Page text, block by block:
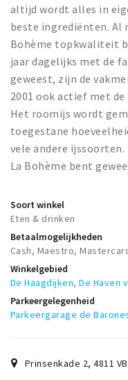
VRIJE TIJD
Sport
Nieuws
Agenda
Bezienswaardigheden
Musea, theaters &
Uitjes & activiteiten
Studentenroutes
Party pics
Eten
Drinken
Slapen
Recreatief
Deals
altijd wordt alles in
beste ingrediënten. Al
Bohème topkwaliteit
jaar dagelijks met de
geweest, zijn de
2001 ook actief met
Het roomijs wordt
toegestane
vele andere ijssoorten.
La Bohème bent
Soort winkel
Eten & drinken
Betaalmogelijkheden
Cash, Maestro,
Winkelgebied
De Haagdijken,De Haven
Parkeergelegenheid
Parkeergarage de
Prinsenkade 2,4811 VB